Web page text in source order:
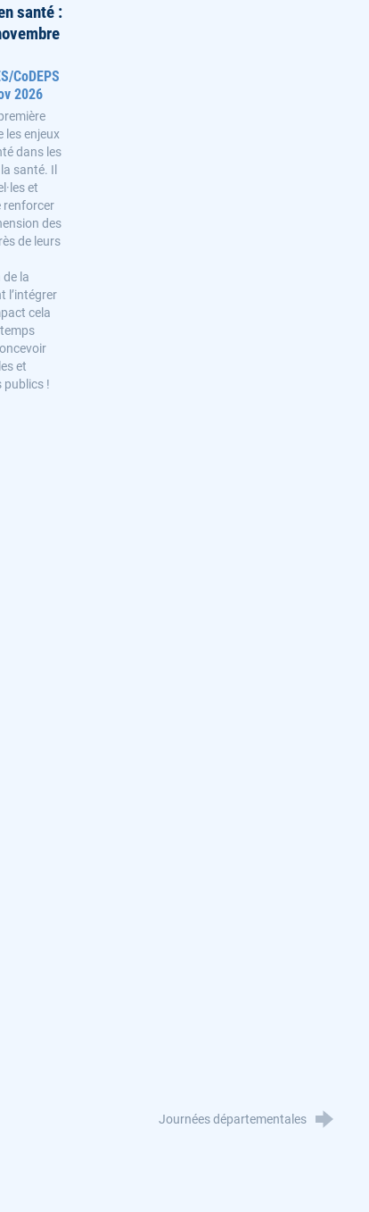
santé :
CoDEPS
2026
les enjeux
dans les
santé. Il
et
renforcer
des
de leurs
la
l’intégrer
cela
et
publics !
Journées départementales